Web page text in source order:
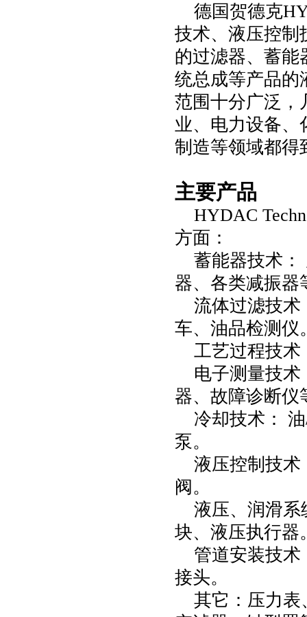
德国贺德克
技术、液压控制
的过滤器、蓄能
统总成等产品的
范围十分广泛，
业、电力设备、
制造等领域都得
主要产品
HYDAC
方面：
蓄能器技术：
器、各类减振器
流体过滤技术
车、油品检测仪
工艺过程技术
电子测量技
器、故障诊断仪
冷却技术：
泵。
液压控制技术
阀。
液压、润滑系
块、液压执行器
管道安装技
接头。
其它：压力表